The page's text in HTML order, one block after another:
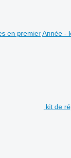
en premier Année -
kit de